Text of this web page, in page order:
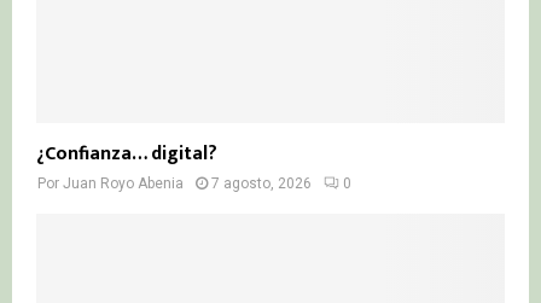
¿Confianza… digital?
Por Juan Royo Abenia 7 agosto, 2026 0